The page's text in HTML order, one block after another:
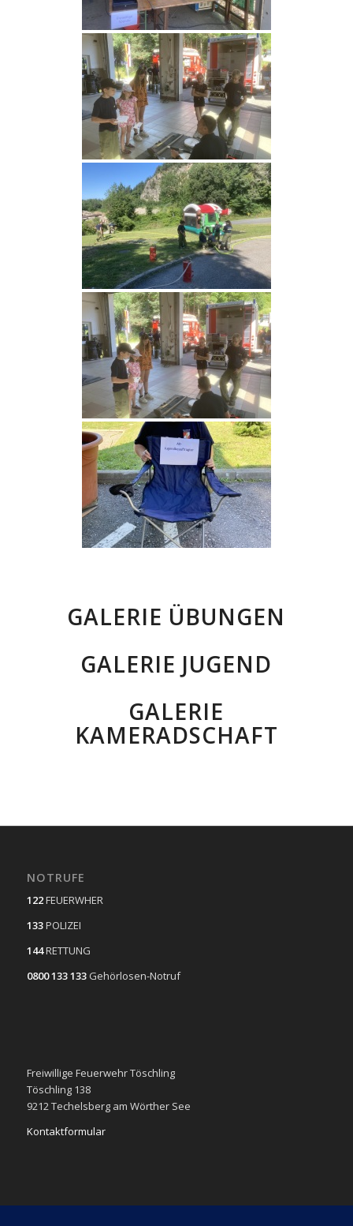
GALERIE ÜBUNGEN
GALERIE JUGEND
GALERIE
KAMERADSCHAFT
NOTRUFE
122FEUERWHER
133POLIZEI
144RETTUNG
0800 133 133 Gehörlosen-Notruf
Freiwillige Feuerwehr Töschling
Töschling 138
9212 Techelsberg am Wörther See
Kontaktformular